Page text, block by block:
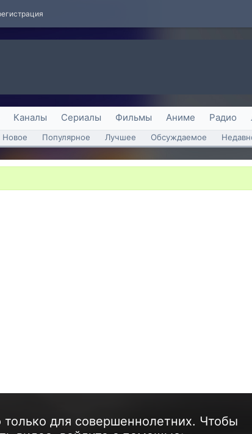
Каналы Сериалы Фильмы Аниме Радио
Новое Популярное Лучшее Обсуждаемое
только для совершеннолетних. Чтобы